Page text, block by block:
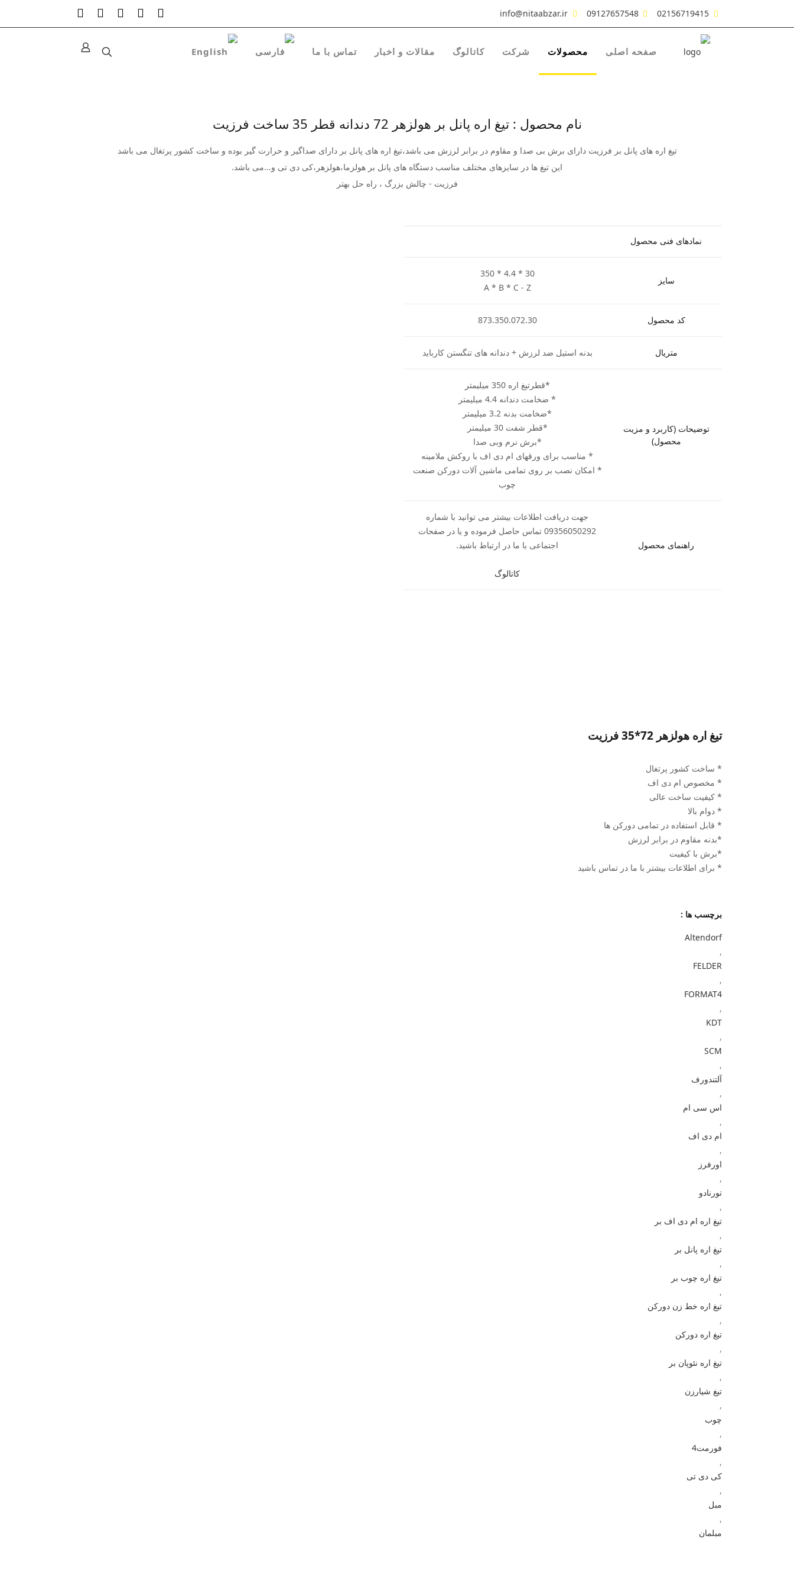
02156719415
09127657548
info@nitaabzar.ir
صفحه اصلی محصولات شرکت کاتالوگ مقالات و اخبار تماس با ما
نام محصول : تیغ اره پانل بر هولزهر 72 دندانه قطر 35 ساخت فرزیت
تیغ اره های پانل بر فرزیت دارای برش بی صدا و مقاوم در برابر لرزش می باشد،تیغ اره های پانل بر دارای صداگیر و حرارت گیر بوده و ساخت کشور پرتغال می باشد
این تیغ ها در سایزهای مختلف مناسب دستگاه های پانل بر هولزما،هولزهر،کی دی تی و...می باشد.
فرزیت - چالش بزرگ ، راه حل بهتر
نمادهای فنی محصول
سایز
350 * 4.4 * 30
A * B * C - Z
کد محصول 873.350.072.30
متریال بدنه استیل ضد لرزش + دندانه های تنگستن کارباید
توضیحات (کاربرد و مزیت
محصول)
*قطرتیغ اره 350 میلیمتر
* ضخامت دندانه 4.4 میلیمتر
*ضخامت بدنه 3.2 میلیمتر
*قطر شفت 30 میلیمتر
*برش نرم وبی صدا
* مناسب برای ورقهای ام دی اف با روکش ملامینه
* امکان نصب بر روی تمامی ماشین آلات دورکن صنعت
چوب
راهنمای محصول
جهت دریافت اطلاعات بیشتر می توانید با شماره
09356050292 تماس حاصل فرموده و یا در صفحات
اجتماعی با ما در ارتباط باشید.
کاتالوگ
تیغ اره هولزهر 72*35 فرزیت
* ساخت کشور پرتغال
* مخصوص ام دی اف
* کیفیت ساخت عالی
* دوام بالا
* قابل استفاده در تمامی دورکن ها
*بدنه مقاوم در برابر لرزش
*برش با کیفیت
* برای اطلاعات بیشتر با ما در تماس باشید
برچسب ها :
Altendorf
,
FELDER
,
FORMAT4
,
KDT
,
SCM
,
آلتندورف
,
اس سی ام
,
ام دی اف
,
اورفرز
,
تورنادو
,
تیغ اره ام دی اف بر
,
تیغ اره پانل بر
,
تیغ اره چوب بر
,
تیغ اره خط زن دورکن
,
تیغ اره دورکن
,
تیغ اره نئوپان بر
,
تیغ شیارزن
,
چوب
,
فورمت4
,
کی دی تی
,
مبل
,
مبلمان